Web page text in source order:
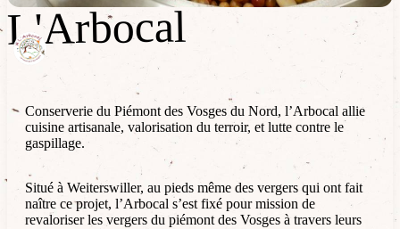
L'Arbocal
Conserverie du Piémont des Vosges du Nord, l’Arbocal allie
cuisine artisanale, valorisation du terroir, et lutte contre le
gaspillage.
Situé à Weiterswiller, au pieds même des vergers qui ont fait
naître ce projet, l’Arbocal s’est fixé pour mission de
revaloriser les vergers du piémont des Vosges à travers leurs
L'Arbocal